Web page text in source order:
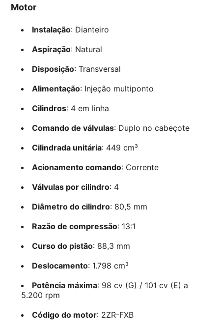
Motor
Instalação: Dianteiro
Aspiração: Natural
Disposição: Transversal
Alimentação: Injeção multiponto
Cilindros: 4 em linha
Comando de válvulas: Duplo no cabeçote
Cilindrada unitária: 449 cm³
Acionamento comando: Corrente
Válvulas por cilindro: 4
Diâmetro do cilindro: 80,5 mm
Razão de compressão: 13:1
Curso do pistão: 88,3 mm
Deslocamento: 1.798 cm³
Potência máxima: 98 cv (G) / 101 cv (E) a
5.200 rpm
Código do motor: 2ZR-FXB